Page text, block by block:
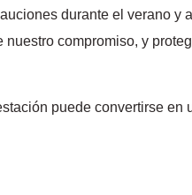
durante el verano y
compromiso, y
puede convertirse en